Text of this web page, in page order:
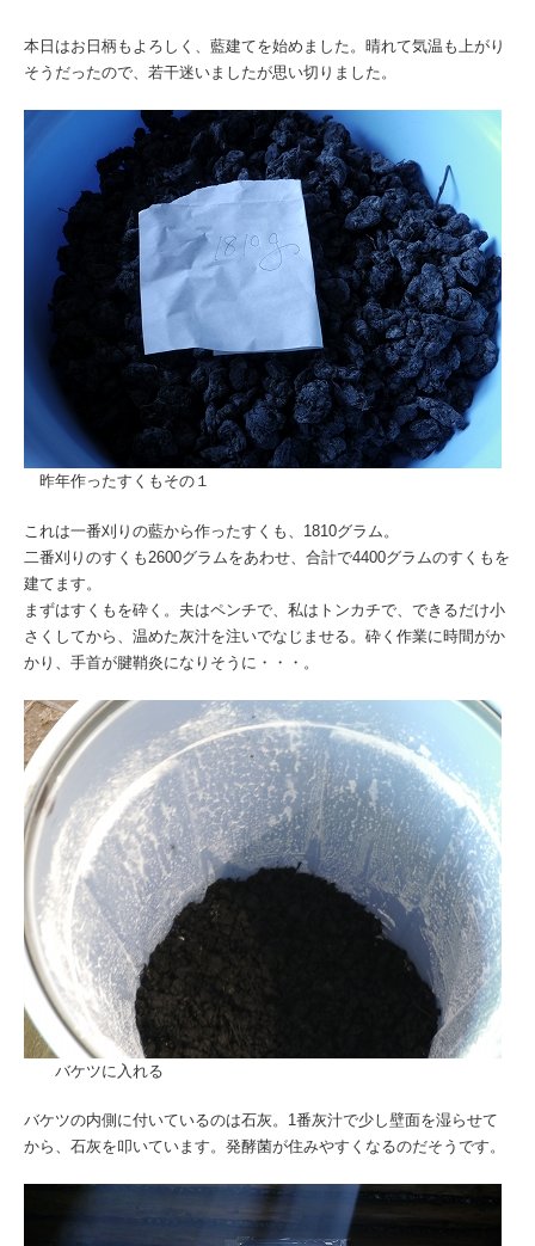
本日はお日柄もよろしく、藍建てを始めました。晴れて気温も上がり
そうだったので、若干迷いましたが思い切りました。
昨年作ったすくもその１
これは一番刈りの藍から作ったすくも、1810グラム。
二番刈りのすくも2600グラムをあわせ、合計で4400グラムのすくもを
建てます。
まずはすくもを砕く。夫はペンチで、私はトンカチで、できるだけ小
さくしてから、温めた灰汁を注いでなじませる。砕く作業に時間がか
かり、手首が腱鞘炎になりそうに・・・。
バケツに入れる
バケツの内側に付いているのは石灰。1番灰汁で少し壁面を湿らせて
から、石灰を叩いています。発酵菌が住みやすくなるのだそうです。